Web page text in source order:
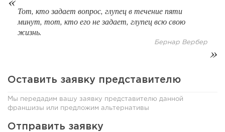
Coffee Way приступил к масштабированию собственной
модели производства...
Тот, кто задает вопрос, глупец в течение пяти
минут, тот, кто его не задает, глупец всю свою
жизнь.
Бернар Вербер
Оставить заявку представителю
Мы передадим вашу заявку представителю данной
франшизы или предложим альтернативы
Отправить заявку